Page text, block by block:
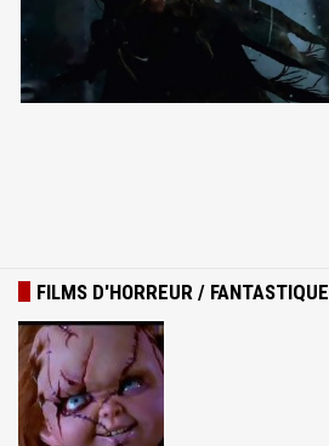
FILMS D'HORREUR / FANTASTIQUE